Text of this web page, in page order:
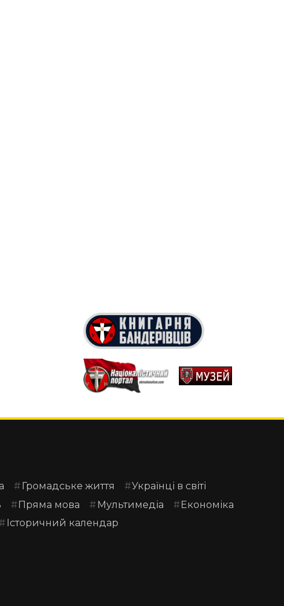
Громадське життя
Українці в світі
Пряма мова Мультимедіа
Економіка
Історичний календар